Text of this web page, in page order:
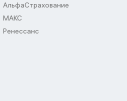
АльфаСтрахование
МАКС
Ренессанс